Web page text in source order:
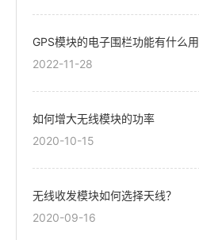
GPS模块的电子围栏功能有什么用
2022-11-28
如何增大无线模块的功率
2020-10-15
无线收发模块如何选择天线？
2020-09-16